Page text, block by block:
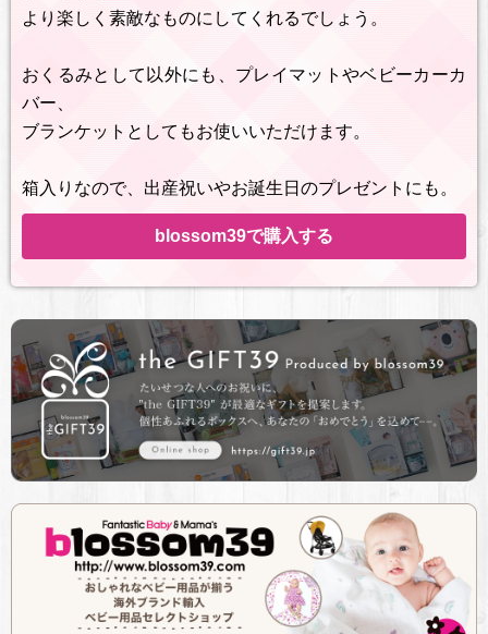
より楽しく素敵なものにしてくれるでしょう。
おくるみとして以外にも、プレイマットやベビーカーカ
バー、
ブランケットとしてもお使いいただけます。
箱入りなので、出産祝いやお誕生日のプレゼントにも。
blossom39で購入する